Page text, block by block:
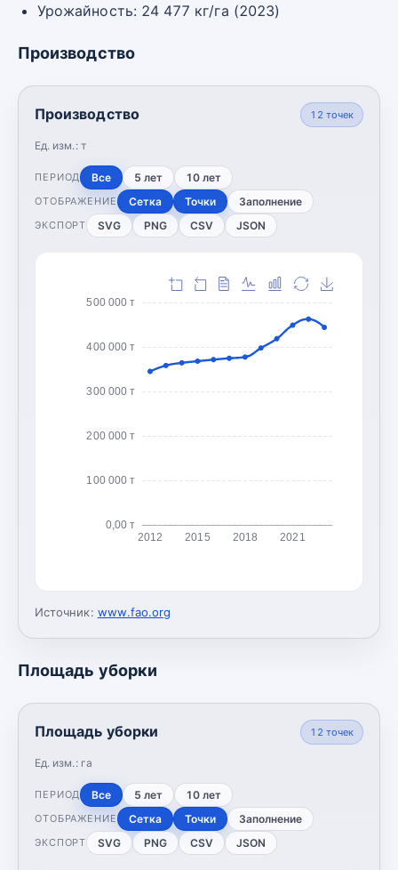
Урожайность: 24 477 кг/га (2023)
Производство
Производство
Ед. изм.: т
12 точек
ПЕРИОД Все 5 лет 10 лет
ОТОБРАЖЕНИЕ Сетка Точки Заполнение
ЭКСПОРТ SVG PNG CSV JSON
0,00 т
100 000 т
200 000 т
300 000 т
400 000 т
500 000 т
2012 2015 2018 2021
Источник: www.fao.org
Площадь уборки
Площадь уборки
Ед. изм.: га
12 точек
ПЕРИОД Все 5 лет 10 лет
ОТОБРАЖЕНИЕ Сетка Точки Заполнение
ЭКСПОРТ SVG PNG CSV JSON